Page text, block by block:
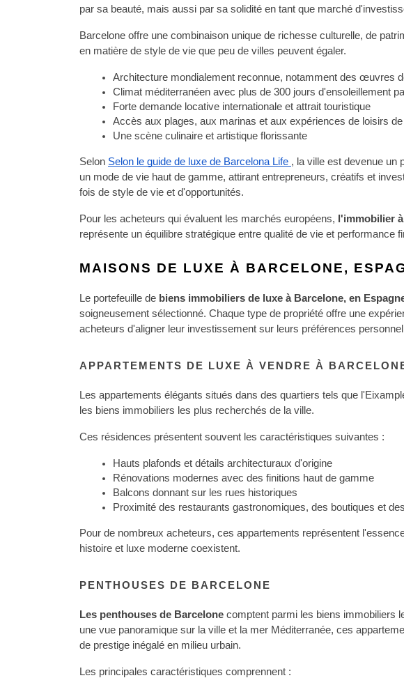
par sa beauté, mais aussi par sa solidité en tant que marché
Barcelone offre une combinaison unique de richesse culturelle, de
en matière de style de vie que peu de villes peuvent égaler.
Architecture mondialement reconnue, notamment des œuvres
Climat méditerranéen avec plus de 300 jours d'ensoleillement
Forte demande locative internationale et attrait touristique
Accès aux plages, aux marinas et aux expériences de loisirs
Une scène culinaire et artistique florissante
Selon Selon le guide de luxe de Barcelona Life , la ville est devenue un
un mode de vie haut de gamme, attirant entrepreneurs, créatifs et
fois de style de vie et d'opportunités.
Pour les acheteurs qui évaluent les marchés européens,
représente un équilibre stratégique entre qualité de vie et performance
MAISONS DE LUXE À BARCELONE,
Le portefeuille de biens immobiliers de luxe à Barcelone, en
soigneusement sélectionné. Chaque type de propriété offre une
acheteurs d'aligner leur investissement sur leurs préférences
APPARTEMENTS DE LUXE À VENDRE À
Les appartements élégants situés dans des quartiers tels que
les biens immobiliers les plus recherchés de la ville.
Ces résidences présentent souvent les caractéristiques suivantes :
Hauts plafonds et détails architecturaux d'origine
Rénovations modernes avec des finitions haut de gamme
Balcons donnant sur les rues historiques
Proximité des restaurants gastronomiques, des boutiques et
Pour de nombreux acheteurs, ces appartements représentent
histoire et luxe moderne coexistent.
PENTHOUSES DE BARCELONE
Les penthouses de Barcelone comptent parmi les biens immobiliers
une vue panoramique sur la ville et la mer Méditerranée, ces
de prestige inégalé en milieu urbain.
Les principales caractéristiques comprennent :